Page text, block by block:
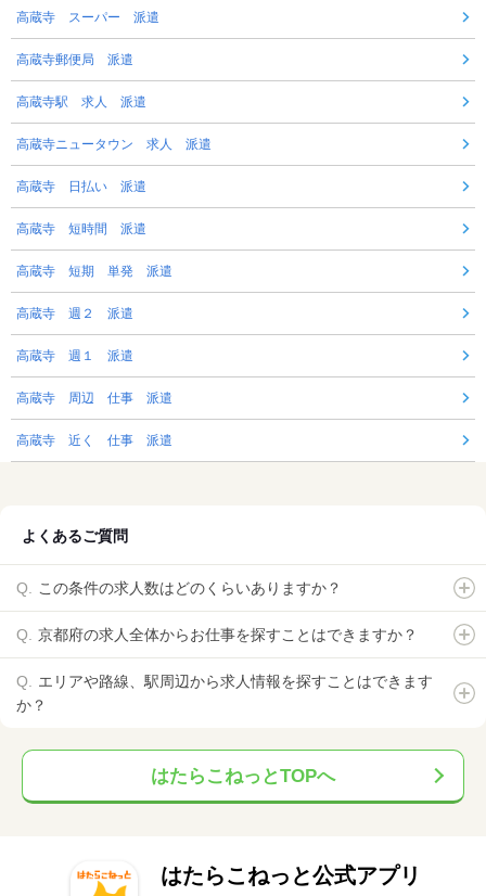
高蔵寺 スーパー 派遣
高蔵寺郵便局 派遣
高蔵寺駅 求人 派遣
高蔵寺ニュータウン 求人 派遣
高蔵寺 日払い 派遣
高蔵寺 短時間 派遣
高蔵寺 短期 単発 派遣
高蔵寺 週２ 派遣
高蔵寺 週１ 派遣
高蔵寺 周辺 仕事 派遣
高蔵寺 近く 仕事 派遣
よくあるご質問
この条件の求人数はどのくらいありますか？
京都府の求人全体からお仕事を探すことはできますか？
エリアや路線、駅周辺から求人情報を探すことはできます
か？
はたらこねっとTOPへ
はたらこねっと公式アプリ